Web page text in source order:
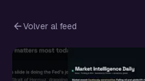
Volver al feed